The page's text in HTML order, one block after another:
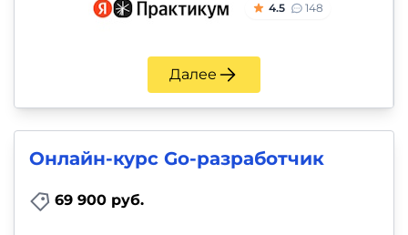
4.5 148
Далее
Онлайн-курс Go-разработчик
69 900 руб.